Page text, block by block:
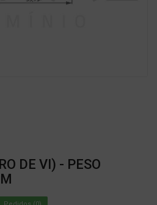
DE VI) - PESO